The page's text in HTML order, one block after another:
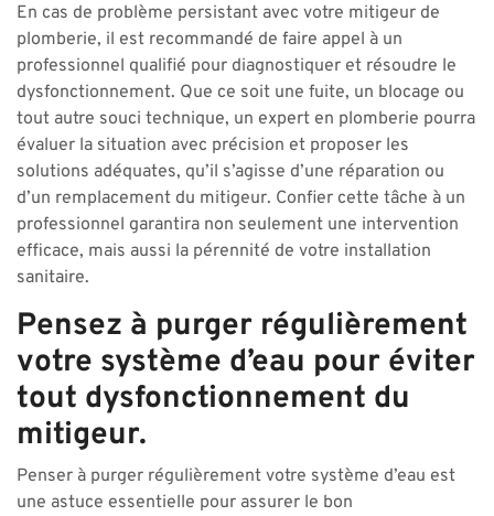
En cas de problème persistant avec votre mitigeur de
plomberie, il est recommandé de faire appel à un
professionnel qualifié pour diagnostiquer et résoudre le
dysfonctionnement. Que ce soit une fuite, un blocage ou
tout autre souci technique, un expert en plomberie pourra
évaluer la situation avec précision et proposer les
solutions adéquates, qu’il s’agisse d’une réparation ou
d’un remplacement du mitigeur. Confier cette tâche à un
professionnel garantira non seulement une intervention
efficace, mais aussi la pérennité de votre installation
sanitaire.
Pensez à purger régulièrement
votre système d’eau pour éviter
tout dysfonctionnement du
mitigeur.
Penser à purger régulièrement votre système d’eau est
une astuce essentielle pour assurer le bon